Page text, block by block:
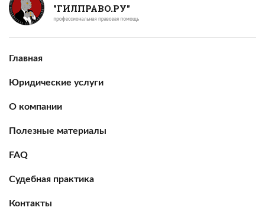
"ГИЛПРАВО.РУ"
Главная
Юридические услуги
О компании
Полезные материалы
FAQ
Судебная практика
Контакты